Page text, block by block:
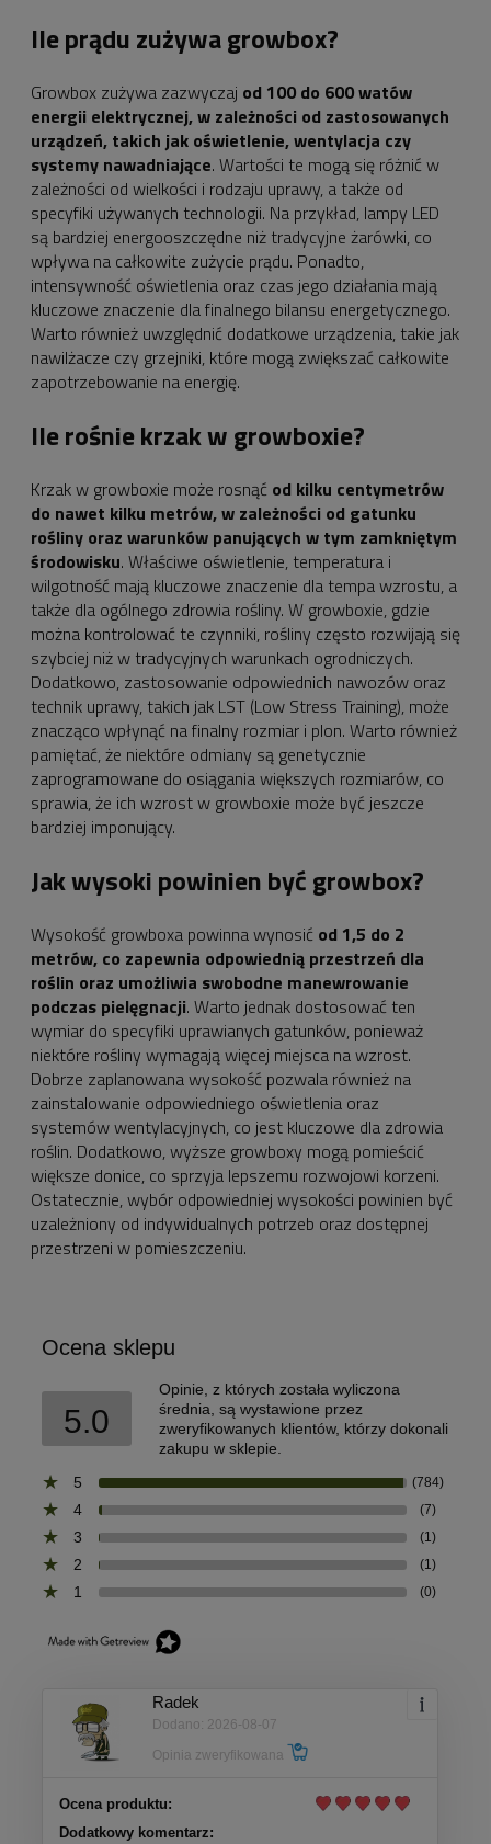
Ile prądu zużywa growbox?
Growbox zużywa zazwyczaj od 100 do 600 watów
energii elektrycznej, w zależności od zastosowanych
urządzeń, takich jak oświetlenie, wentylacja czy
systemy nawadniające. Wartości te mogą się różnić w
zależności od wielkości i rodzaju uprawy, a także od
specyfiki używanych technologii. Na przykład, lampy LED
są bardziej energooszczędne niż tradycyjne żarówki, co
wpływa na całkowite zużycie prądu. Ponadto,
intensywność oświetlenia oraz czas jego działania mają
kluczowe znaczenie dla finalnego bilansu energetycznego.
Warto również uwzględnić dodatkowe urządzenia, takie jak
nawilżacze czy grzejniki, które mogą zwiększać całkowite
zapotrzebowanie na energię.
Ile rośnie krzak w growboxie?
Krzak w growboxie może rosnąć od kilku centymetrów
do nawet kilku metrów, w zależności od gatunku
rośliny oraz warunków panujących w tym zamkniętym
środowisku. Właściwe oświetlenie, temperatura i
wilgotność mają kluczowe znaczenie dla tempa wzrostu, a
także dla ogólnego zdrowia rośliny. W growboxie, gdzie
można kontrolować te czynniki, rośliny często rozwijają się
szybciej niż w tradycyjnych warunkach ogrodniczych.
Dodatkowo, zastosowanie odpowiednich nawozów oraz
technik uprawy, takich jak LST (Low Stress Training), może
znacząco wpłynąć na finalny rozmiar i plon. Warto również
pamiętać, że niektóre odmiany są genetycznie
zaprogramowane do osiągania większych rozmiarów, co
sprawia, że ich wzrost w growboxie może być jeszcze
bardziej imponujący.
Jak wysoki powinien być growbox?
Wysokość growboxa powinna wynosić od 1,5 do 2
metrów, co zapewnia odpowiednią przestrzeń dla
roślin oraz umożliwia swobodne manewrowanie
podczas pielęgnacji. Warto jednak dostosować ten
wymiar do specyfiki uprawianych gatunków, ponieważ
niektóre rośliny wymagają więcej miejsca na wzrost.
Dobrze zaplanowana wysokość pozwala również na
zainstalowanie odpowiedniego oświetlenia oraz
systemów wentylacyjnych, co jest kluczowe dla zdrowia
roślin. Dodatkowo, wyższe growboxy mogą pomieścić
większe donice, co sprzyja lepszemu rozwojowi korzeni.
Ostatecznie, wybór odpowiedniej wysokości powinien być
uzależniony od indywidualnych potrzeb oraz dostępnej
przestrzeni w pomieszczeniu.
Ocena sklepu
5.0
Opinie, z których została wyliczona
średnia, są wystawione przez
zweryfikowanych klientów, którzy dokonali
zakupu w sklepie.
5
(784)
4 (7)
3 (1)
2 (1)
1 (0)
Radek
Dodano: 2026-08-07
Opinia zweryfikowana
Ocena produktu:
Dodatkowy komentarz: